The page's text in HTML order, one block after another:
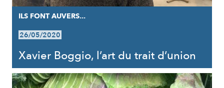
ILS FONT AUVERS...
26/05/2020
Xavier Boggio, l’art du trait d’union